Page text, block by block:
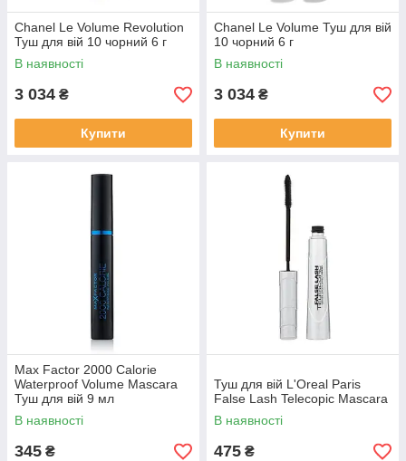
Chanel Le Volume Revolution
Туш для вій 10 чорний 6 г
В наявності
3 034 ₴
Купити
Chanel Le Volume Туш для вій
10 чорний 6 г
В наявності
3 034 ₴
Купити
Max Factor 2000 Calorie
Waterproof Volume Mascara
Туш для вій 9 мл
В наявності
345 ₴
Туш для вій L'Oreal Paris
False Lash Telecopic Mascara
В наявності
475 ₴